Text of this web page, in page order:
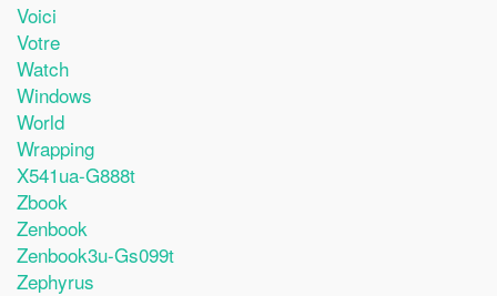
Voici
Votre
Watch
Windows
World
Wrapping
X541ua-G888t
Zbook
Zenbook
Zenbook3u-Gs099t
Zephyrus